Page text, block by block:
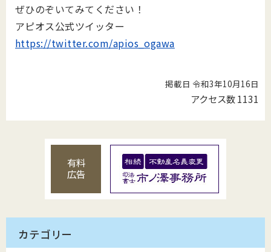
ぜひのぞいてみてください！
アピオス公式ツイッター
https://twitter.com/apios_ogawa
掲載日 令和3年10月16日
アクセス数1131
有料
広告
カテゴリー